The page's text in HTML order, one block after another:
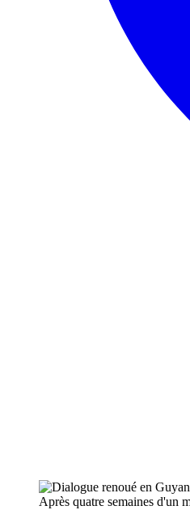
Après quatre semaines d'un